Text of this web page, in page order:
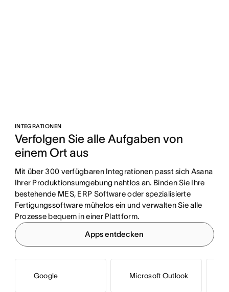
INTEGRATIONEN
Verfolgen Sie alle Aufgaben von
einem Ort aus
Mit über 300 verfügbaren Integrationen passt sich Asana
Ihrer Produktionsumgebung nahtlos an. Binden Sie Ihre
bestehende MES, ERP Software oder spezialisierte
Fertigungssoftware mühelos ein und verwalten Sie alle
Prozesse bequem in einer Plattform.
Apps entdecken
Google Microsoft Outlook